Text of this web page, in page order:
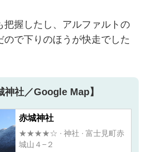
把握したし、アルファルトの
ので下りのほうが快走でした
神社／Google Map】
赤城神社
★★★★☆ · 神社 · 富士見町赤
城山４−２